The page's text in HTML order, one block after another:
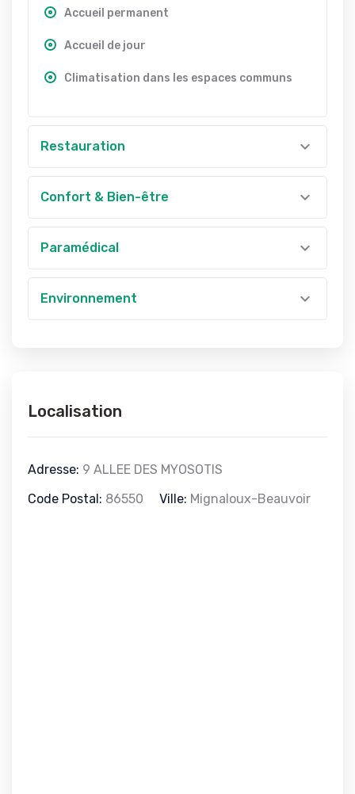
Accueil permanent
Accueil de jour
Climatisation dans les espaces communs
Restauration
Confort & Bien-être
Paramédical
Environnement
Localisation
Adresse: 9 ALLEE DES MYOSOTIS
Code Postal: 86550 Ville: Mignaloux-Beauvoir